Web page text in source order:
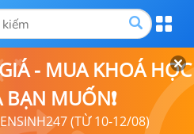
- MUA KHOÁ HỌC
MUỐN❗
(TỪ 10-12/08)